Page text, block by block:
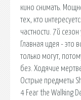
кино снимать.
тех, кто
частности. 7й
Главная идея - это
только могут,
без. Ходячие
Острые предметы
4 Fear the Walking